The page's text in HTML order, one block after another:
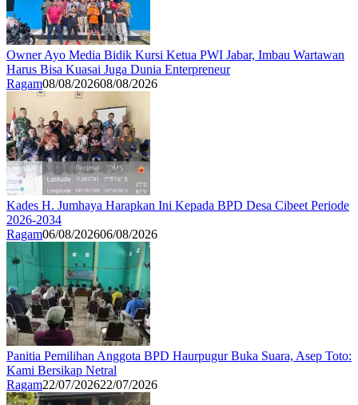
Owner Ayo Media Bidik Kursi Ketua PWI Jabar, Imbau Wartawan
Harus Bisa Kuasai Juga Dunia Enterpreneur
Ragam08/08/202608/08/2026
Kades H. Jumhaya Harapkan Ini Kepada BPD Desa Cibeet Periode
2026-2034
Ragam06/08/202606/08/2026
Panitia Pemilihan Anggota BPD Haurpugur Buka Suara, Asep Toto:
Kami Bersikap Netral
Ragam22/07/202622/07/2026